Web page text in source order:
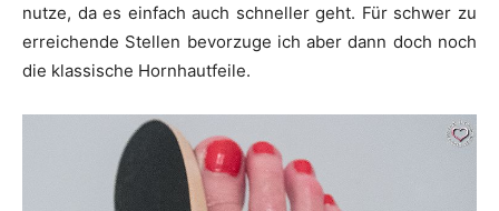
nutze, da es einfach auch schneller geht. Für schwer zu
erreichende Stellen bevorzuge ich aber dann doch noch
die klassische Hornhautfeile.